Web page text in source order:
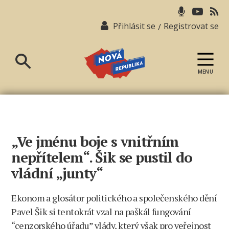
Přihlásit se / Registrovat se
republika
MENU
„Ve jménu boje s vnitřním
nepřítelem“. Šik se pustil do
vládní „junty“
Ekonom a glosátor politického a společenského dění
Pavel Šik si tentokrát vzal na paškál fungování
“cenzorského úřadu” vlády, který však pro veřejnost